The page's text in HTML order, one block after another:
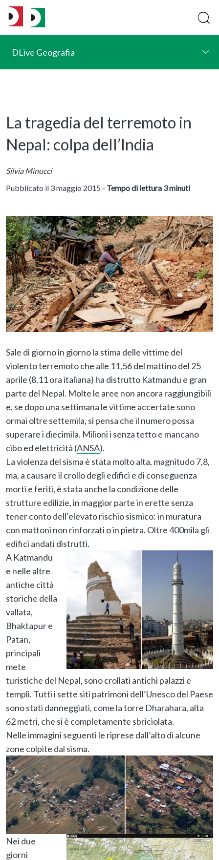
DLive Geografia
La tragedia del terremoto in
Nepal: colpa dell’India
Silvia Minucci
Pubblicato il 3 maggio 2015 - Tempo di lettura 3 minuti
Sale di giorno in giorno la stima delle vittime del
violento terremoto che alle 11,56 del mattino del 25
aprile (8,11 ora italiana) ha distrutto Katmandu e gran
parte del Nepal. Molte le aree non ancora raggiungibili
e, se dopo una settimana le vittime accertate sono
ormai oltre settemila, si pensa che il numero possa
superare i diecimila. Milioni i senza tetto e mancano
cibo ed elettricità (ANSA).
La violenza del sisma è stata molto alta, magnitudo 7,8,
ma, a causare il crollo degli edifici e di conseguenza
morti e feriti, è stata anche la condizione delle
strutture edilizie, in maggior parte in erette senza
tener conto dell’elevato rischio sismico: in muratura
con mattoni non rinforzati o in pietra. Oltre 400mila gli
edifici andati distrutti.
A Katmandu
e nelle altre
antiche città
storiche della
vallata,
Bhaktapur e
Patan,
principali
mete
turistiche del Nepal, sono crollati antichi palazzi e
templi. Tutti i sette siti patrimoni dell’Unesco del Paese
sono stati danneggiati, come la torre Dharahara, alta
62 metri, che si è completamente sbriciolata.
Nelle immagini seguenti le riprese dall’alto di alcune
zone colpite dal sisma.
Nei due
giorni